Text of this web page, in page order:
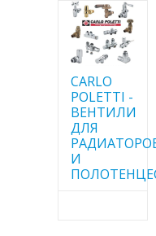
CARLO
POLETTI -
ВЕНТИЛИ
ДЛЯ
И